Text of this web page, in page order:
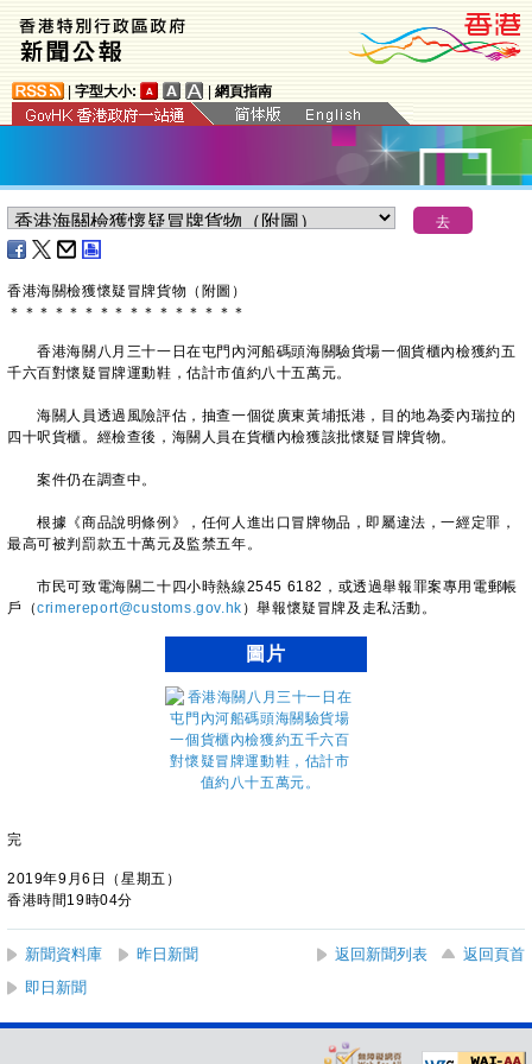
字型大小: 網頁指南
香港海關檢獲懷疑冒牌貨物（附圖）
＊ ＊ ＊ ＊ ＊ ＊ ＊ ＊ ＊ ＊ ＊ ＊ ＊ ＊ ＊ ＊
香港海關八月三十一日在屯門內河船碼頭海關驗貨場一個貨櫃內檢獲約五
千六百對懷疑冒牌運動鞋，估計市值約八十五萬元。
海關人員透過風險評估，抽查一個從廣東黃埔抵港，目的地為委內瑞拉的
四十呎貨櫃。經檢查後，海關人員在貨櫃內檢獲該批懷疑冒牌貨物。
案件仍在調查中。
根據《商品說明條例》，任何人進出口冒牌物品，即屬違法，一經定罪，
最高可被判罰款五十萬元及監禁五年。
市民可致電海關二十四小時熱線2545 6182，或透過舉報罪案專用電郵帳
戶（crimereport@customs.gov.hk ）舉報懷疑冒牌及走私活動。
圖片
完
2019年9月6日（星期五）
香港時間19時04分
新聞資料庫 昨日新聞 返回新聞列表
返回頁首
即日新聞